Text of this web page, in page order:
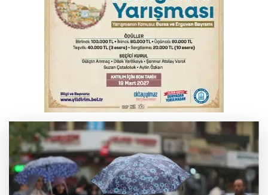
Palandöken: Vergi ve SGK borçlarına
yapılandırma fırsatı
Babasını ziyarete giderken kazada
hayatını kaybetti
Elektrik akımına kapılan işçi hayatını
kaybetti